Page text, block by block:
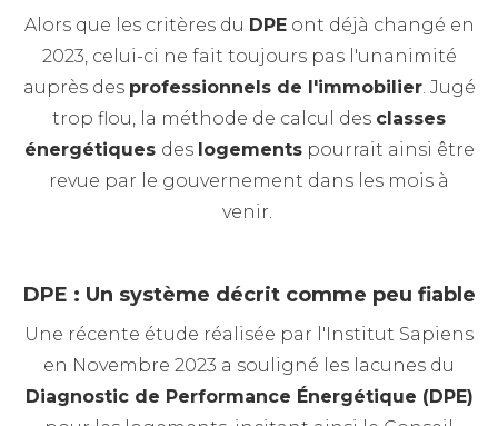
Alors que les critères du DPEont déjà changé en
2023, celui-ci ne fait toujours pas l'unanimité
auprès des professionnels de l'immobilier. Jugé
trop flou, la méthode de calcul des classes
énergétiques des logementspourrait ainsi être
revue par le gouvernement dans les mois à
venir.
DPE : Un système décrit comme peu fiable
Une récente étude réalisée par l'Institut Sapiens
en Novembre 2023 a souligné les lacunes du
Diagnostic de Performance Énergétique (DPE)